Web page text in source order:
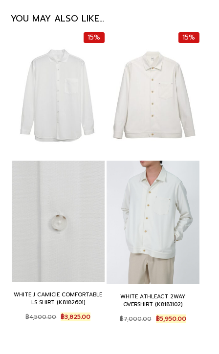
YOU MAY ALSO LIKE…
15%
WHITE J CAMICIE COMFORTABLE
LS SHIRT (K8182601)
฿4,500.00 Original
price
฿3,825.00Current
price
15%
WHITE ATHLEACT 2WAY
OVERSHIRT (K8183102)
฿7,000.00 Original
price
฿5,950.00Current
price